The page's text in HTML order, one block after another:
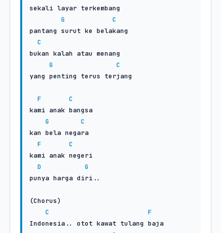
sekali layar terkembang
G
C
pantang surut ke belakang
C
bukan kalah atau menang
G
C
yang penting terus terjang
F
C
kami anak bangsa
G
C
kan bela negara
F
C
kami anak negeri
D
G
punya harga diri..
(Chorus)
C
F
Indonesia.. otot kawat tulang baja